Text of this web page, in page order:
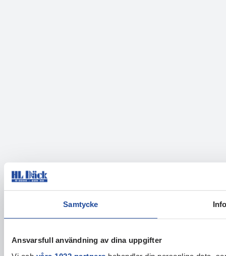
Samtycke
Ansvarsfull användning av dina uppgifter